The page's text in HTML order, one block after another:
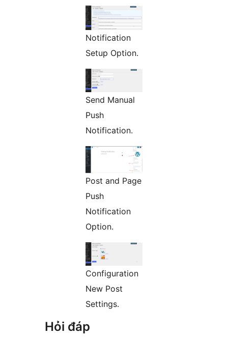
Notification
Setup Option.
Send Manual
Push
Notification.
Post and Page
Push
Notification
Option.
Configuration
New Post
Settings.
Hỏi đáp